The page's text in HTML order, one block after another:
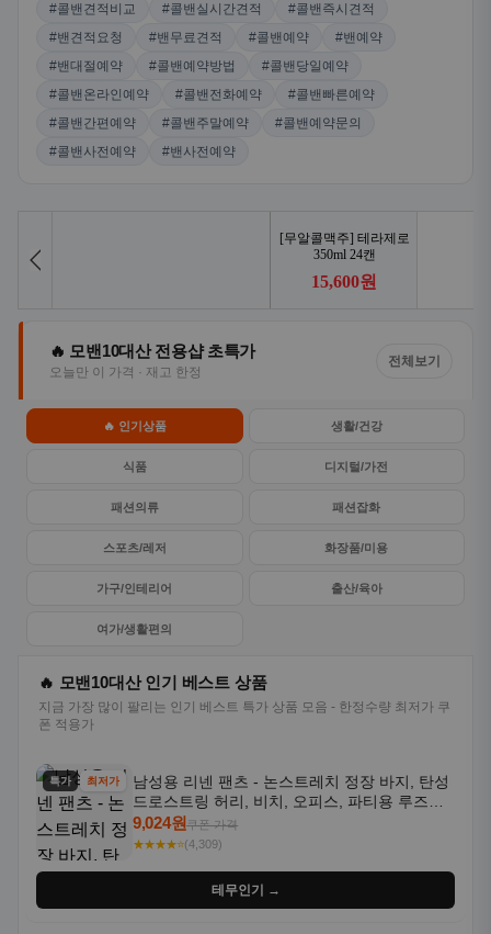
#콜밴견적비교
#콜밴실시간견적
#콜밴즉시견적
#밴견적요청
#밴무료견적 #콜밴예약
#밴예약
#밴대절예약
#콜밴예약방법
#콜밴당일예약
#콜밴온라인예약
#콜밴전화예약
#콜밴빠른예약
#콜밴간편예약
#콜밴주말예약
#콜밴예약문의
#콜밴사전예약
#밴사전예약
🔥 모밴10대산 전용샵 초특가
오늘만 이 가격 · 재고 한정
전체보기
🔥 인기상품 생활/건강
식품 디지털/가전
패션의류 패션잡화
스포츠/레저 화장품/미용
가구/인테리어 출산/육아
여가/생활편의
🔥 모밴10대산 인기 베스트 상품
지금 가장 많이 팔리는 인기 베스트 특가 상품 모음 - 한정수량 최저가 쿠
폰 적용가
특가 최저가
남성용 리넨 팬츠 - 논스트레치 정장 바지, 탄성
드로스트링 허리, 비치, 오피스, 파티용 루즈핏
트라우저 - 세탁기 사용 가능한 캐주얼 정장 의
상
9,024원쿠폰 가격
★★★★⭐(4,309)
테무인기 →